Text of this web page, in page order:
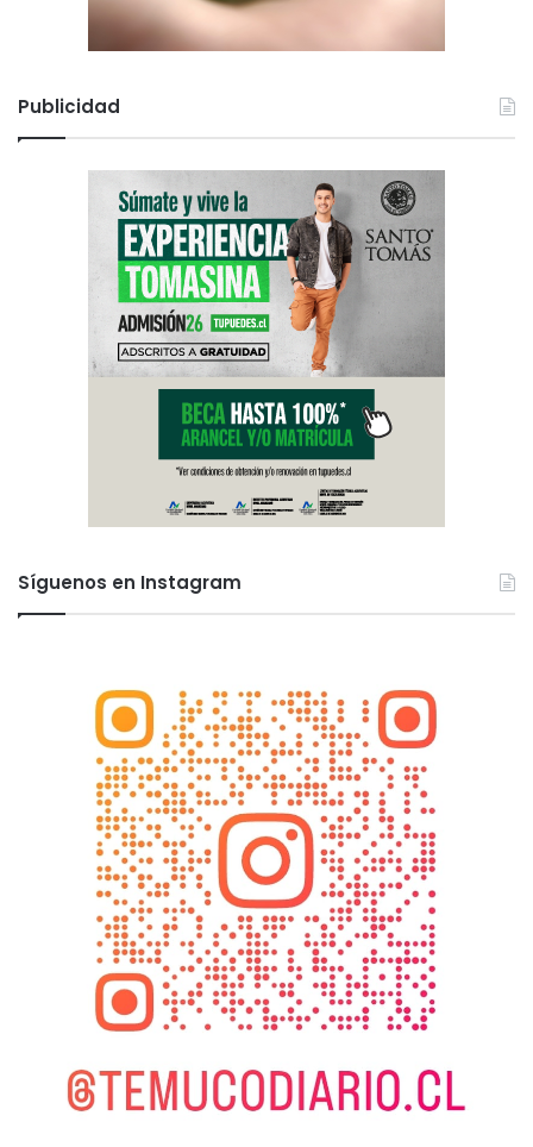
Publicidad
Síguenos en Instagram